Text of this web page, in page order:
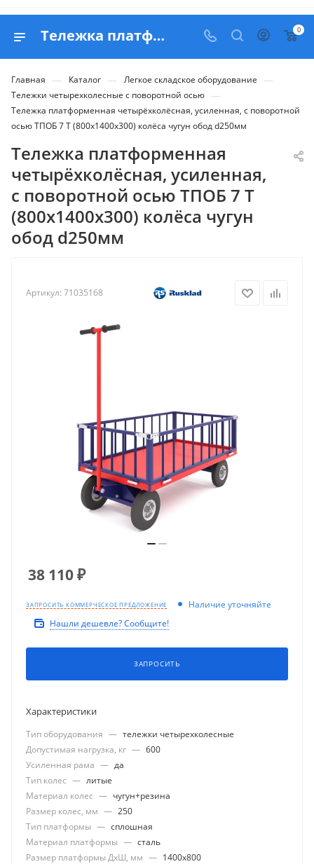
Тележка платформенная четырёхколёсная, усиленная, с поворотной осью ТПОБ 7 Т (800х1400х300) колёса чугун обод d250мм - продажа в Белапекс 0
Главная — Каталог — Легкое складское оборудование —
Тележки четырехколесные с поворотной осью —
Тележка платформенная четырёхколёсная, усиленная, с поворотной
осью ТПОБ 7 Т (800х1400х300) колёса чугун обод d250мм
Тележка платформенная
четырёхколёсная, усиленная,
с поворотной осью ТПОБ 7 Т
(800х1400х300) колёса чугун
обод d250мм
Артикул: 71035168
38 110₽
ЗАПРОСИТЬ КОММЕРЧЕСКОЕ ПРЕДЛОЖЕНИЕ
Наличие уточняйте
Нашли дешевле? Сообщите!
ЗАПРОСИТЬ
Характеристики
Тип оборудования — тележки четырехколесные
Допустимая нагрузка, кг — 600
Усиленная рама — да
Тип колес — литые
Материал колес — чугун+резина
Размер колес, мм — 250
Тип платформы — сплошная
Материал платформы — сталь
Размер платформы ДхШ, мм — 1400x800